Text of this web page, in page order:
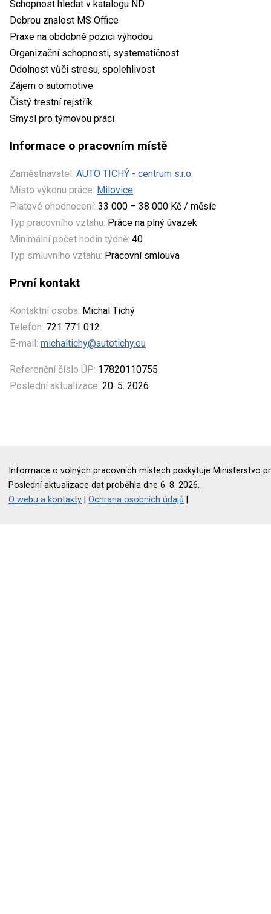
Schopnost hledat v katalogu ND
Dobrou znalost MS Office
Praxe na obdobné pozici výhodou
Organizační schopnosti, systematičnost
Odolnost vůči stresu, spolehlivost
Zájem o automotive
Čistý trestní rejstřík
Smysl pro týmovou práci
Informace o pracovním místě
Zaměstnavatel: AUTO TICHÝ - centrum s.r.o.
Místo výkonu práce: Milovice
Platové ohodnocení: 33 000 – 38 000 Kč / měsíc
Typ pracovního vztahu: Práce na plný úvazek
Minimální počet hodin týdně: 40
Typ smluvního vztahu: Pracovní smlouva
První kontakt
Kontaktní osoba: Michal Tichý
Telefon: 721 771 012
E-mail: michaltichy@autotichy.eu
Referenční číslo ÚP: 17820110755
Poslední aktualizace: 20. 5. 2026
Informace o volných pracovních místech poskytuje Ministerstvo
Poslední aktualizace dat proběhla dne 6. 8. 2026.
O webu a kontakty |Ochrana osobních údajů